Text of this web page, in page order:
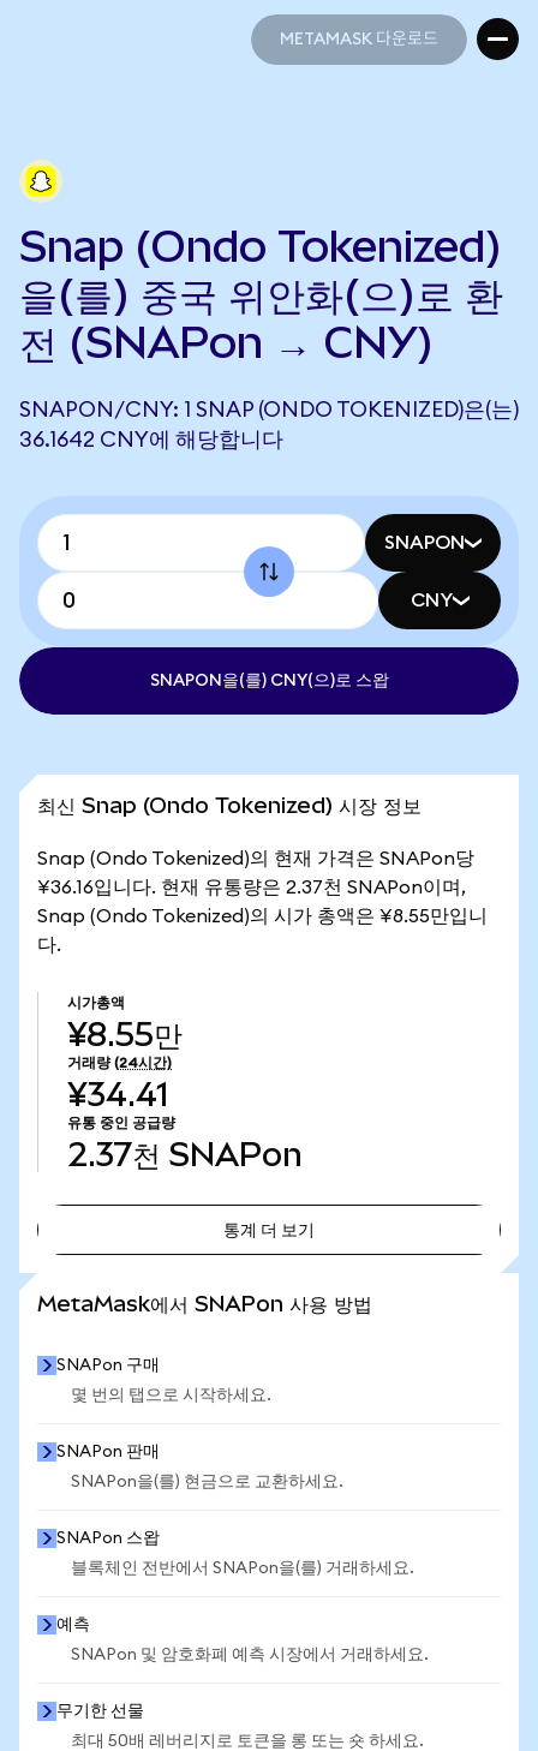
METAMASK 다운로드
Snap (Ondo Tokenized)
을(를) 중국 위안화(으)로 환
전 (SNAPon → CNY)
SNAPON/CNY: 1 SNAP (ONDO TOKENIZED)은(는)
36.1642 CNY에 해당합니다
SNAPON
CNY
SNAPON을(를) CNY(으)로 스왑
최신 Snap (Ondo Tokenized) 시장 정보
Snap (Ondo Tokenized)의 현재 가격은 SNAPon당
¥36.16입니다. 현재 유통량은 2.37천 SNAPon이며,
Snap (Ondo Tokenized)의 시가 총액은 ¥8.55만입니
다.
시가총액
¥8.55만
거래량 (24시간)
¥34.41
유통 중인 공급량
2.37천 SNAPon
통계 더 보기
MetaMask에서 SNAPon 사용 방법
SNAPon 구매
몇 번의 탭으로 시작하세요.
SNAPon 판매
SNAPon을(를) 현금으로 교환하세요.
SNAPon 스왑
블록체인 전반에서 SNAPon을(를) 거래하세요.
예측
SNAPon 및 암호화폐 예측 시장에서 거래하세요.
무기한 선물
최대 50배 레버리지로 토큰을 롱 또는 숏 하세요.